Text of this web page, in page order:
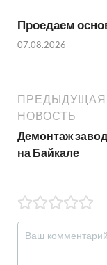
Проедаем
07.08.2026
ПРЕДЫДУЩАЯ
НОВОСТЬ
Демонтаж
на Байкале